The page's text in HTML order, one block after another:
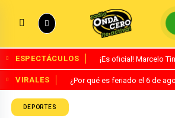
ESPECTÁCULOS ¡Es oficial! Marcelo
VIRALES ¿Por qué es feriado el 6 de
DEPORTES